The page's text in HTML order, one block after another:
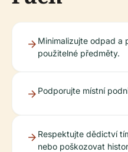
Minimalizujte odpad a
použitelné předměty.
Podporujte místní
Respektujte dědictví
nebo poškozovat